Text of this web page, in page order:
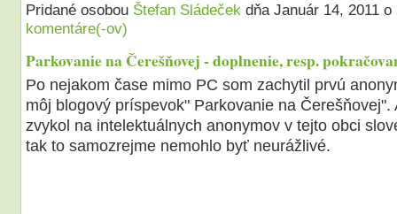
Pridané osobou Štefan Sládeček dňa Január 14, 2011
komentáre(-ov)
Parkovanie na Čerešňovej - doplnenie, resp.
Po nejakom čase mimo PC som zachytil prvú
môj blogový príspevok" Parkovanie na Čerešňovej".
zvykol na intelektuálnych anonymov v tejto obci
tak to samozrejme nemohlo byť neurážlivé.